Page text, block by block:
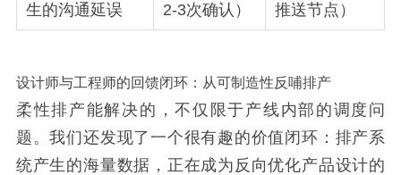
生的沟通延误
2-3次确认）
推送节点）
设计师与工程师的回馈闭环：从可制造性反哺排产
柔性排产能解决的，不仅限于产线内部的调度问
题。我们还发现了一个很有趣的价值闭环：排产系
统产生的海量数据，正在成为反向优化产品设计的